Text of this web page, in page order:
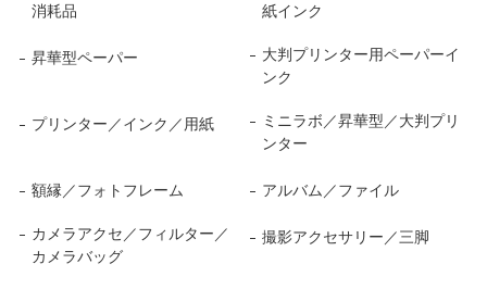
消耗品
紙インク
昇華型ペーパー
大判プリンター用ペーパーイ
ンク
プリンター／インク／用紙
ミニラボ／昇華型／大判プリ
ンター
額縁／フォトフレーム アルバム／ファイル
カメラアクセ／フィルター／
カメラバッグ
撮影アクセサリー／三脚